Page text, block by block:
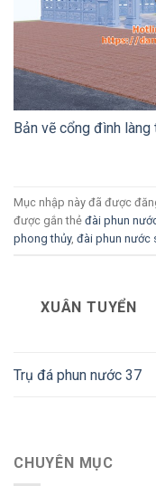
Bản vẽ cổng đình
Mục nhập này đã được
được gắn thẻ đài phun
phong thủy, đài phun nước
XUÂN TUYỂN
Trụ đá phun nước 37
CHUYÊN MỤC